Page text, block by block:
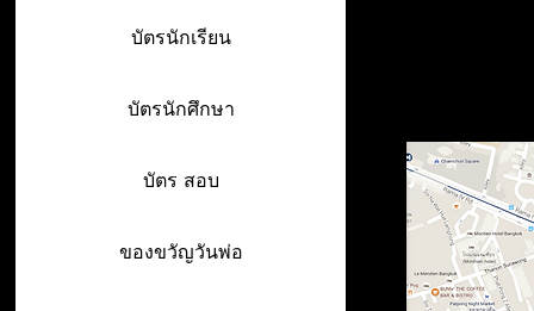
บัตรนักเรียน
บัตรนักศึกษา
บัตร สอบ
ของขวัญวันพ่อ